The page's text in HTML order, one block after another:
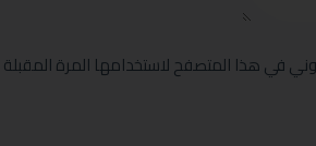
في هذا المتصفح لاستخدامها المرة